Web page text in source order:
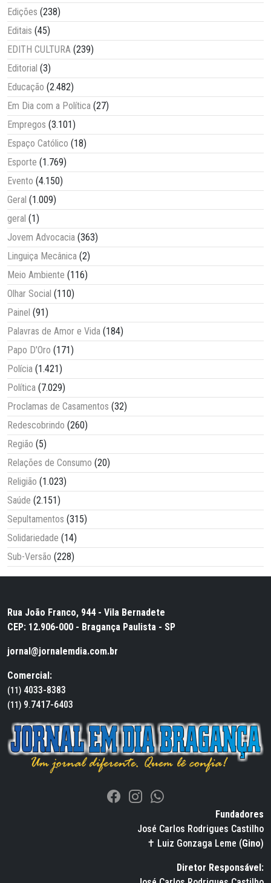
Edições (238)
Editais (45)
EDITH CULTURA (239)
Editorial (3)
Educação (2.482)
Em Dia com a Política (27)
Empregos (3.101)
Espaço Católico (18)
Esporte (1.769)
Evento (4.150)
Geral (1.009)
geral (1)
Jovem Advocacia (363)
Linguiça Mecânica (2)
Meio Ambiente (116)
Olhar Social (110)
Painel (91)
Palavras de Amor e Vida (184)
Papo D'Oro (171)
Polícia (1.421)
Política (7.029)
Proclamas de Casamentos (32)
Redescobrindo (260)
Região (5)
Relações de Consumo (20)
Religião (1.023)
Saúde (2.151)
Sepultamentos (315)
Solidariedade (14)
Sub-Versão (228)
Rua João Franco, 944 - Vila Bernadete
CEP: 12.906-000 - Bragança Paulista - SP
jornal@jornalemdia.com.br
Comercial:
(11) 4033-8383
(11) 9.7417-6403
Fundadores
José Carlos Rodrigues Castilho
✝ Luiz Gonzaga Leme (Gino)
Diretor Responsável: